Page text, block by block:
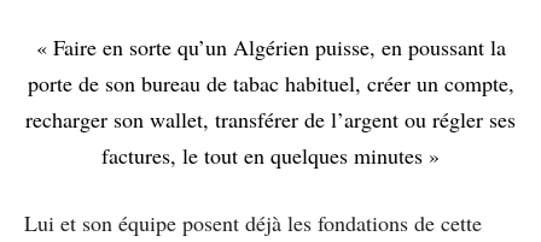
« Faire en sorte qu’un Algérien puisse, en poussant la
porte de son bureau de tabac habituel, créer un compte,
recharger son wallet, transférer de l’argent ou régler ses
factures, le tout en quelques minutes »
Lui et son équipe posent déjà les fondations de cette